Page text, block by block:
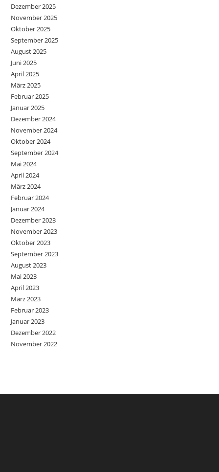
Dezember 2025
November 2025
Oktober 2025
September 2025
August 2025
Juni 2025
April 2025
März 2025
Februar 2025
Januar 2025
Dezember 2024
November 2024
Oktober 2024
September 2024
Mai 2024
April 2024
März 2024
Februar 2024
Januar 2024
Dezember 2023
November 2023
Oktober 2023
September 2023
August 2023
Mai 2023
April 2023
März 2023
Februar 2023
Januar 2023
Dezember 2022
November 2022